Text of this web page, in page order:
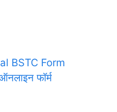
BSTC Form
फॉर्म